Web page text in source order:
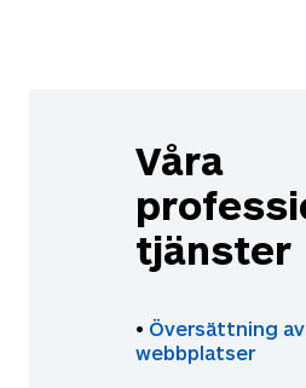
Våra
tjänster
• Översättning av
webbplatser